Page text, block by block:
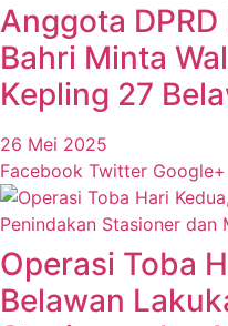
Anggota
Bahri Minta
Kepling 27
26 Mei 2025
Facebook Twitter Google+
Operasi Toba
Belawan